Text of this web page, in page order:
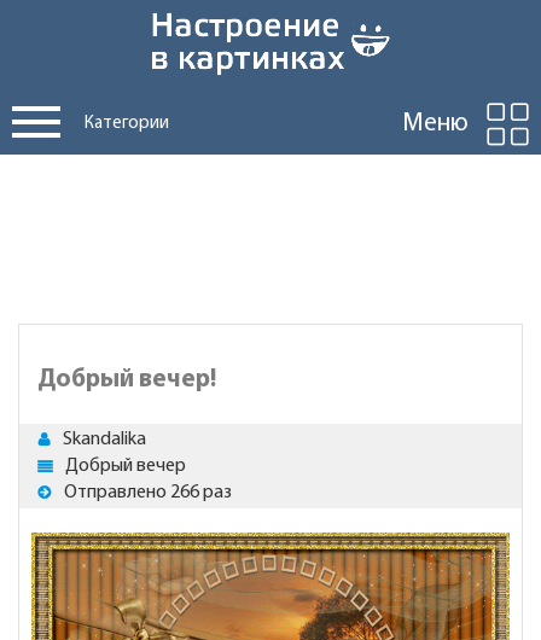
Категории Меню
Добрый вечер!
Skandalika
Добрый вечер
Отправлено 266 раз